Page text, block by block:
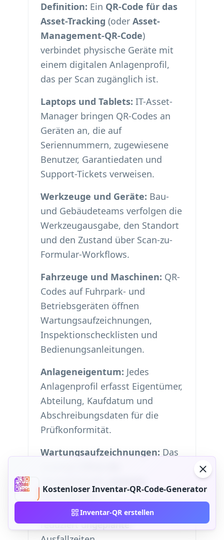
Definition: Ein QR-Code für das
Asset-Tracking (oder Asset-
Management-QR-Code)
verbindet physische Geräte mit
einem digitalen Anlagenprofil,
das per Scan zugänglich ist.
Laptops und Tablets: IT-Asset-
Manager bringen QR-Codes an
Geräten an, die auf
Seriennummern, zugewiesene
Benutzer, Garantiedaten und
Support-Tickets verweisen.
Werkzeuge und Geräte: Bau-
und Gebäudeteams verfolgen die
Werkzeugausgabe, den Standort
und den Zustand über Scan-zu-
Formular-Workflows.
Fahrzeuge und Maschinen: QR-
Codes auf Fuhrpark- und
Betriebsgeräten öffnen
Wartungsaufzeichnungen,
Inspektionschecklisten und
Bedienungsanleitungen.
Anlageneigentum: Jedes
Anlagenprofil erfasst Eigentümer,
Abteilung, Kaufdatum und
Abschreibungsdaten für die
Prüfkonformität.
Wartungsaufzeichnungen: Das
Wartung und
Reparaturdokumentation —
reduziert ungeplante
Kostenloser Inventar-QR-Code-Generator
Inventar-QR erstellen